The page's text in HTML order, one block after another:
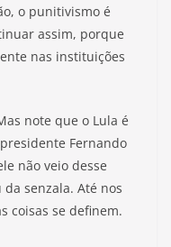
o punitivismo é
assim, porque
nas instituições
note que o Lula é
Fernando
não veio desse
senzala. Até nos
coisas se definem.